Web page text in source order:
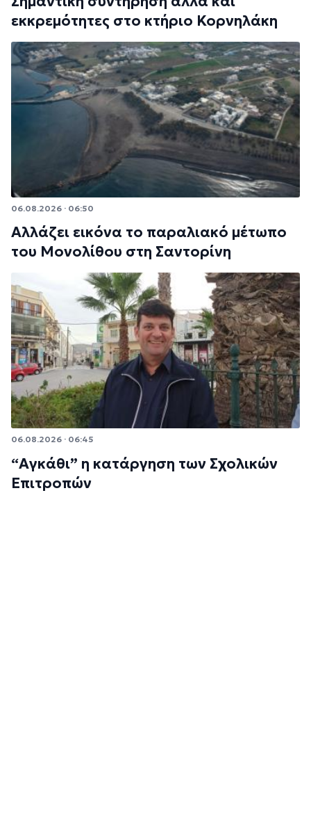
εκκρεμότητες στο κτήριο Κορνηλάκη
06.08.2026 · 06:50
Αλλάζει εικόνα το παραλιακό μέτωπο
του Μονολίθου στη Σαντορίνη
06.08.2026 · 06:45
“Αγκάθι” η κατάργηση των Σχολικών
Επιτροπών